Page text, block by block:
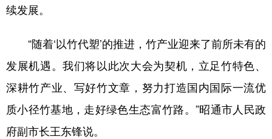
续发展。
“随着‘以竹代塑’的推进，竹产业迎来了前所未有的
发展机遇。我们将以此次大会为契机，立足竹特色、
深耕竹产业、写好竹文章，努力打造国内国际一流优
质小径竹基地，走好绿色生态富竹路。”昭通市人民政
府副市长王东锋说。